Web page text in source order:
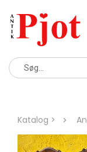
Katalog >